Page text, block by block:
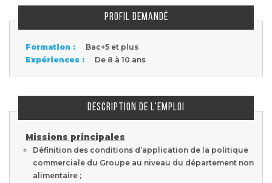
PROFIL DEMANDÉ
Formation :
Bac+5 et plus
Expériences :
De 8 à 10 ans
DESCRIPTION DE L'EMPLOI
Missions principales
Définition des conditions d’application de la politique
commerciale du Groupe au niveau du département non
alimentaire ;